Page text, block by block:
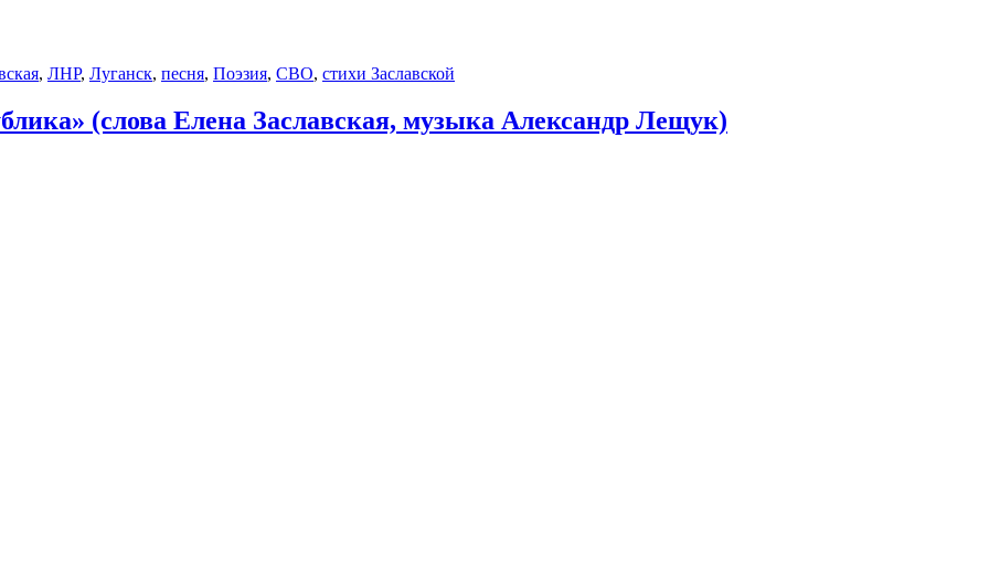
, ЛНР, Луганск, песня, Поэзия, СВО, стихи Заславской
(слова Елена Заславская, музыка Александр Лещук)